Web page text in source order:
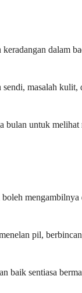
dalam
masalah
untuk
pil,
sentiasa